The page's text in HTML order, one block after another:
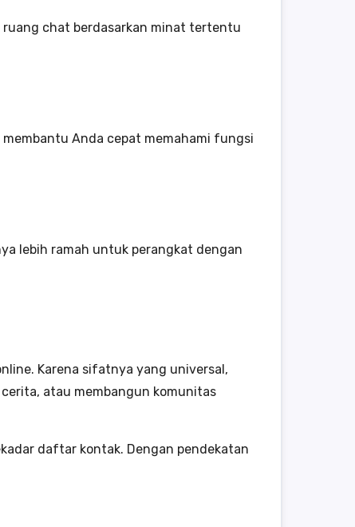
ruang chat berdasarkan minat tertentu
Anda cepat memahami fungsi
lebih ramah untuk perangkat dengan
Karena sifatnya yang universal,
atau membangun komunitas
daftar kontak. Dengan pendekatan